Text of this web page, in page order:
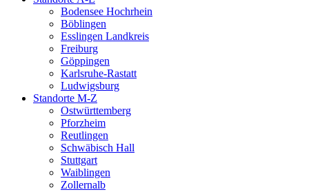
Bodensee Hochrhein
Böblingen
Esslingen Landkreis
Freiburg
Göppingen
Karlsruhe-Rastatt
Ludwigsburg
Standorte M-Z
Ostwürttemberg
Pforzheim
Reutlingen
Schwäbisch Hall
Stuttgart
Waiblingen
Zollernalb